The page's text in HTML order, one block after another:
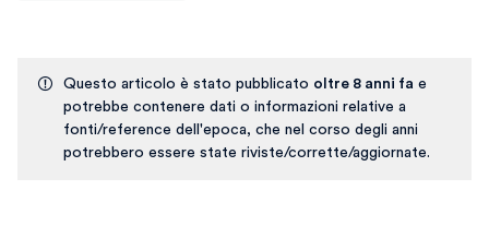
Questo articolo è stato pubblicato oltre 8 anni fa e
potrebbe contenere dati o informazioni relative a
fonti/reference dell'epoca, che nel corso degli anni
potrebbero essere state riviste/corrette/aggiornate.